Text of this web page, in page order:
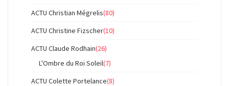
ACTU Christian Mégrelis(80)
ACTU Christine Fizscher(10)
ACTU Claude Rodhain(26)
L'Ombre du Roi Soleil(7)
ACTU Colette Portelance(8)